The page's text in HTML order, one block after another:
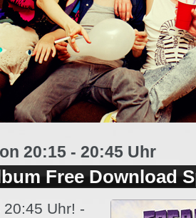
20:15 - 20:45 Uhr
Free Download
Uhr! -